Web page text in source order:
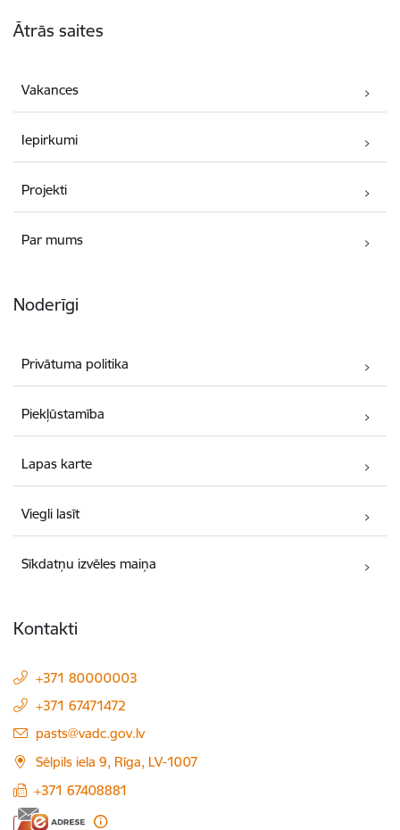
Ātrās saites
Vakances
Iepirkumi
Projekti
Par mums
Noderīgi
Privātuma politika
Piekļūstamība
Lapas karte
Viegli lasīt
Sīkdatņu izvēles maiņa
Kontakti
+371 80000003
+371 67471472
E-pasts:
pasts@vadc.gov.lv
Sēlpils iela 9, Rīga, LV-1007
+371 67408881